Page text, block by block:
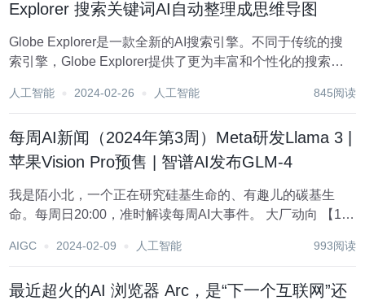
Explorer 搜索关键词AI自动整理成思维导图
Globe Explorer是一款全新的AI搜索引擎。不同于传统的搜
索引擎，Globe Explorer提供了更为丰富和个性化的搜索体
艺术、学校、技术、爱好、生活方式等领域有何需求，
人工智能 2024-02-26 人工智能 845阅读
每周AI新闻（2024年第3周）Meta研发Llama 3 |
苹果Vision Pro预售 | 智谱AI发布GLM-4
我是陌小北，一个正在研究硅基生命的、有趣儿的碳基生
命。每周日20:00，准时解读每周AI大事件。 大厂动向 【1】
格（Mark Zuckerberg）=宣布公司将对两个关键A...
AIGC 2024-02-09 人工智能 993阅读
最近超火的AI 浏览器 Arc，是“下一个互联网”还